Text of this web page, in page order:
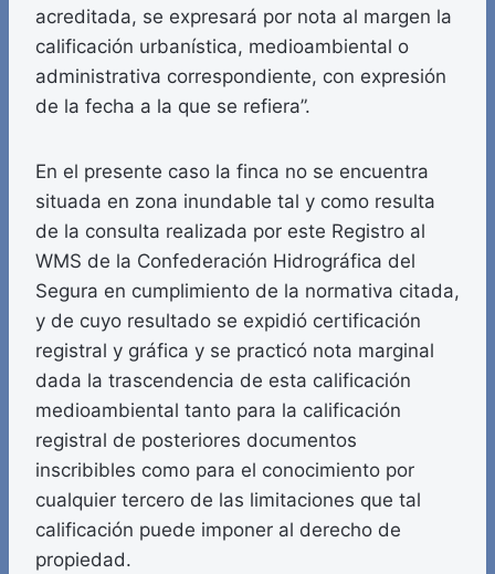
acreditada, se expresará por nota al margen la
calificación urbanística, medioambiental o
administrativa correspondiente, con expresión
de la fecha a la que se refiera”.
En el presente caso la finca no se encuentra
situada en zona inundable tal y como resulta
de la consulta realizada por este Registro al
WMS de la Confederación Hidrográfica del
Segura en cumplimiento de la normativa citada,
y de cuyo resultado se expidió certificación
registral y gráfica y se practicó nota marginal
dada la trascendencia de esta calificación
medioambiental tanto para la calificación
registral de posteriores documentos
inscribibles como para el conocimiento por
cualquier tercero de las limitaciones que tal
calificación puede imponer al derecho de
propiedad.